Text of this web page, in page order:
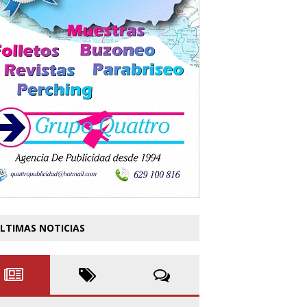
NOTICIAS